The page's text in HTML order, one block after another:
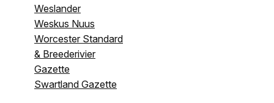
Weslander
Weskus Nuus
Worcester Standard
& Breederivier
Gazette
Swartland Gazette